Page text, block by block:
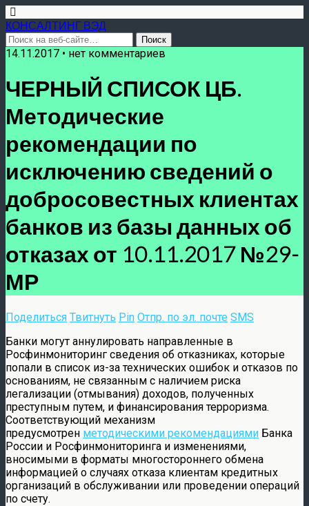
КОНСАЛТИНГ ВЭД
14.11.2017 • нет комментариев
ЧЕРНЫЙ СПИСОК ЦБ.
Методические
рекомендации по
исключению сведений о
добросовестных клиентах
банков из базы данных об
отказах от 10.11.2017 №29-
МР
Поделиться Твитнуть Pin Отпр. по эл. почте SMS
Банки могут аннулировать направленные в
Росфинмониторинг сведения об отказниках, которые
попали в список из-за технических ошибок и отказов по
основаниям, не связанным с наличием риска
легализации (отмывания) доходов, полученных
преступным путем, и финансирования терроризма.
Соответствующий механизм
предусмотрен методическими рекомендациями Банка
России и Росфинмониторинга и изменениями,
вносимыми в форматы многостороннего обмена
информацией о случаях отказа клиентам кредитных
организаций в обслуживании или проведении операций
по счету.